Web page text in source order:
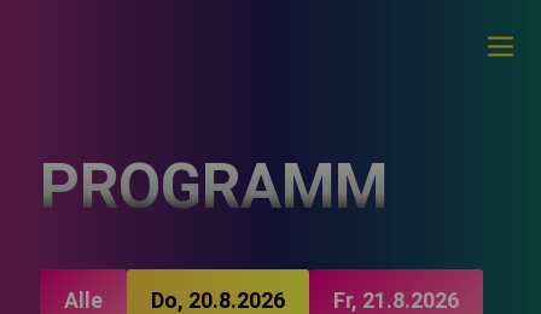
PROGRAMM
Alle Do, 20.8.2026 Fr, 21.8.2026